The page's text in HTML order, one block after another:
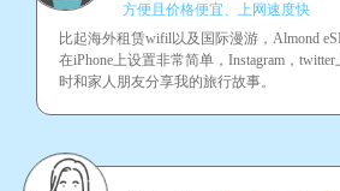
方便且价格便宜、上网速度快
比起海外租赁wifil以及国际漫游，Almond
在iPhone上设置非常简单，Instagram，
时和家人朋友分享我的旅行故事。